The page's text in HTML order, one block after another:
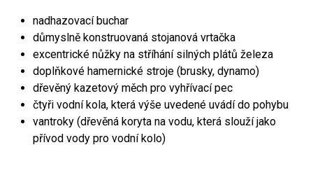
nadhazovací buchar
důmyslně konstruovaná stojanová vrtačka
excentrické nůžky na stříhání silných plátů železa
doplňkové hamernické stroje (brusky, dynamo)
dřevěný kazetový měch pro vyhřívací pec
čtyři vodní kola, která výše uvedené uvádí do pohybu
vantroky (dřevěná koryta na vodu, která slouží jako
přívod vody pro vodní kolo)